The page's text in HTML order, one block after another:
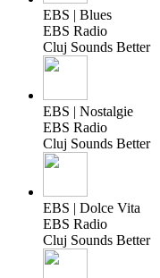
EBS | Blues
EBS Radio
Cluj Sounds Better
EBS | Nostalgie
EBS Radio
Cluj Sounds Better
EBS | Dolce Vita
EBS Radio
Cluj Sounds Better